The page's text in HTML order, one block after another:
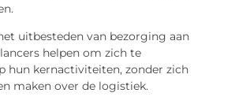
uitbesteden van bezorging aan
helpen om zich te
hun kernactiviteiten, zonder zich
maken over de logistiek.